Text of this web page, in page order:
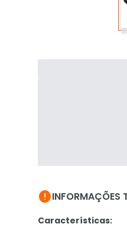
INFORMAÇÕES
Características: